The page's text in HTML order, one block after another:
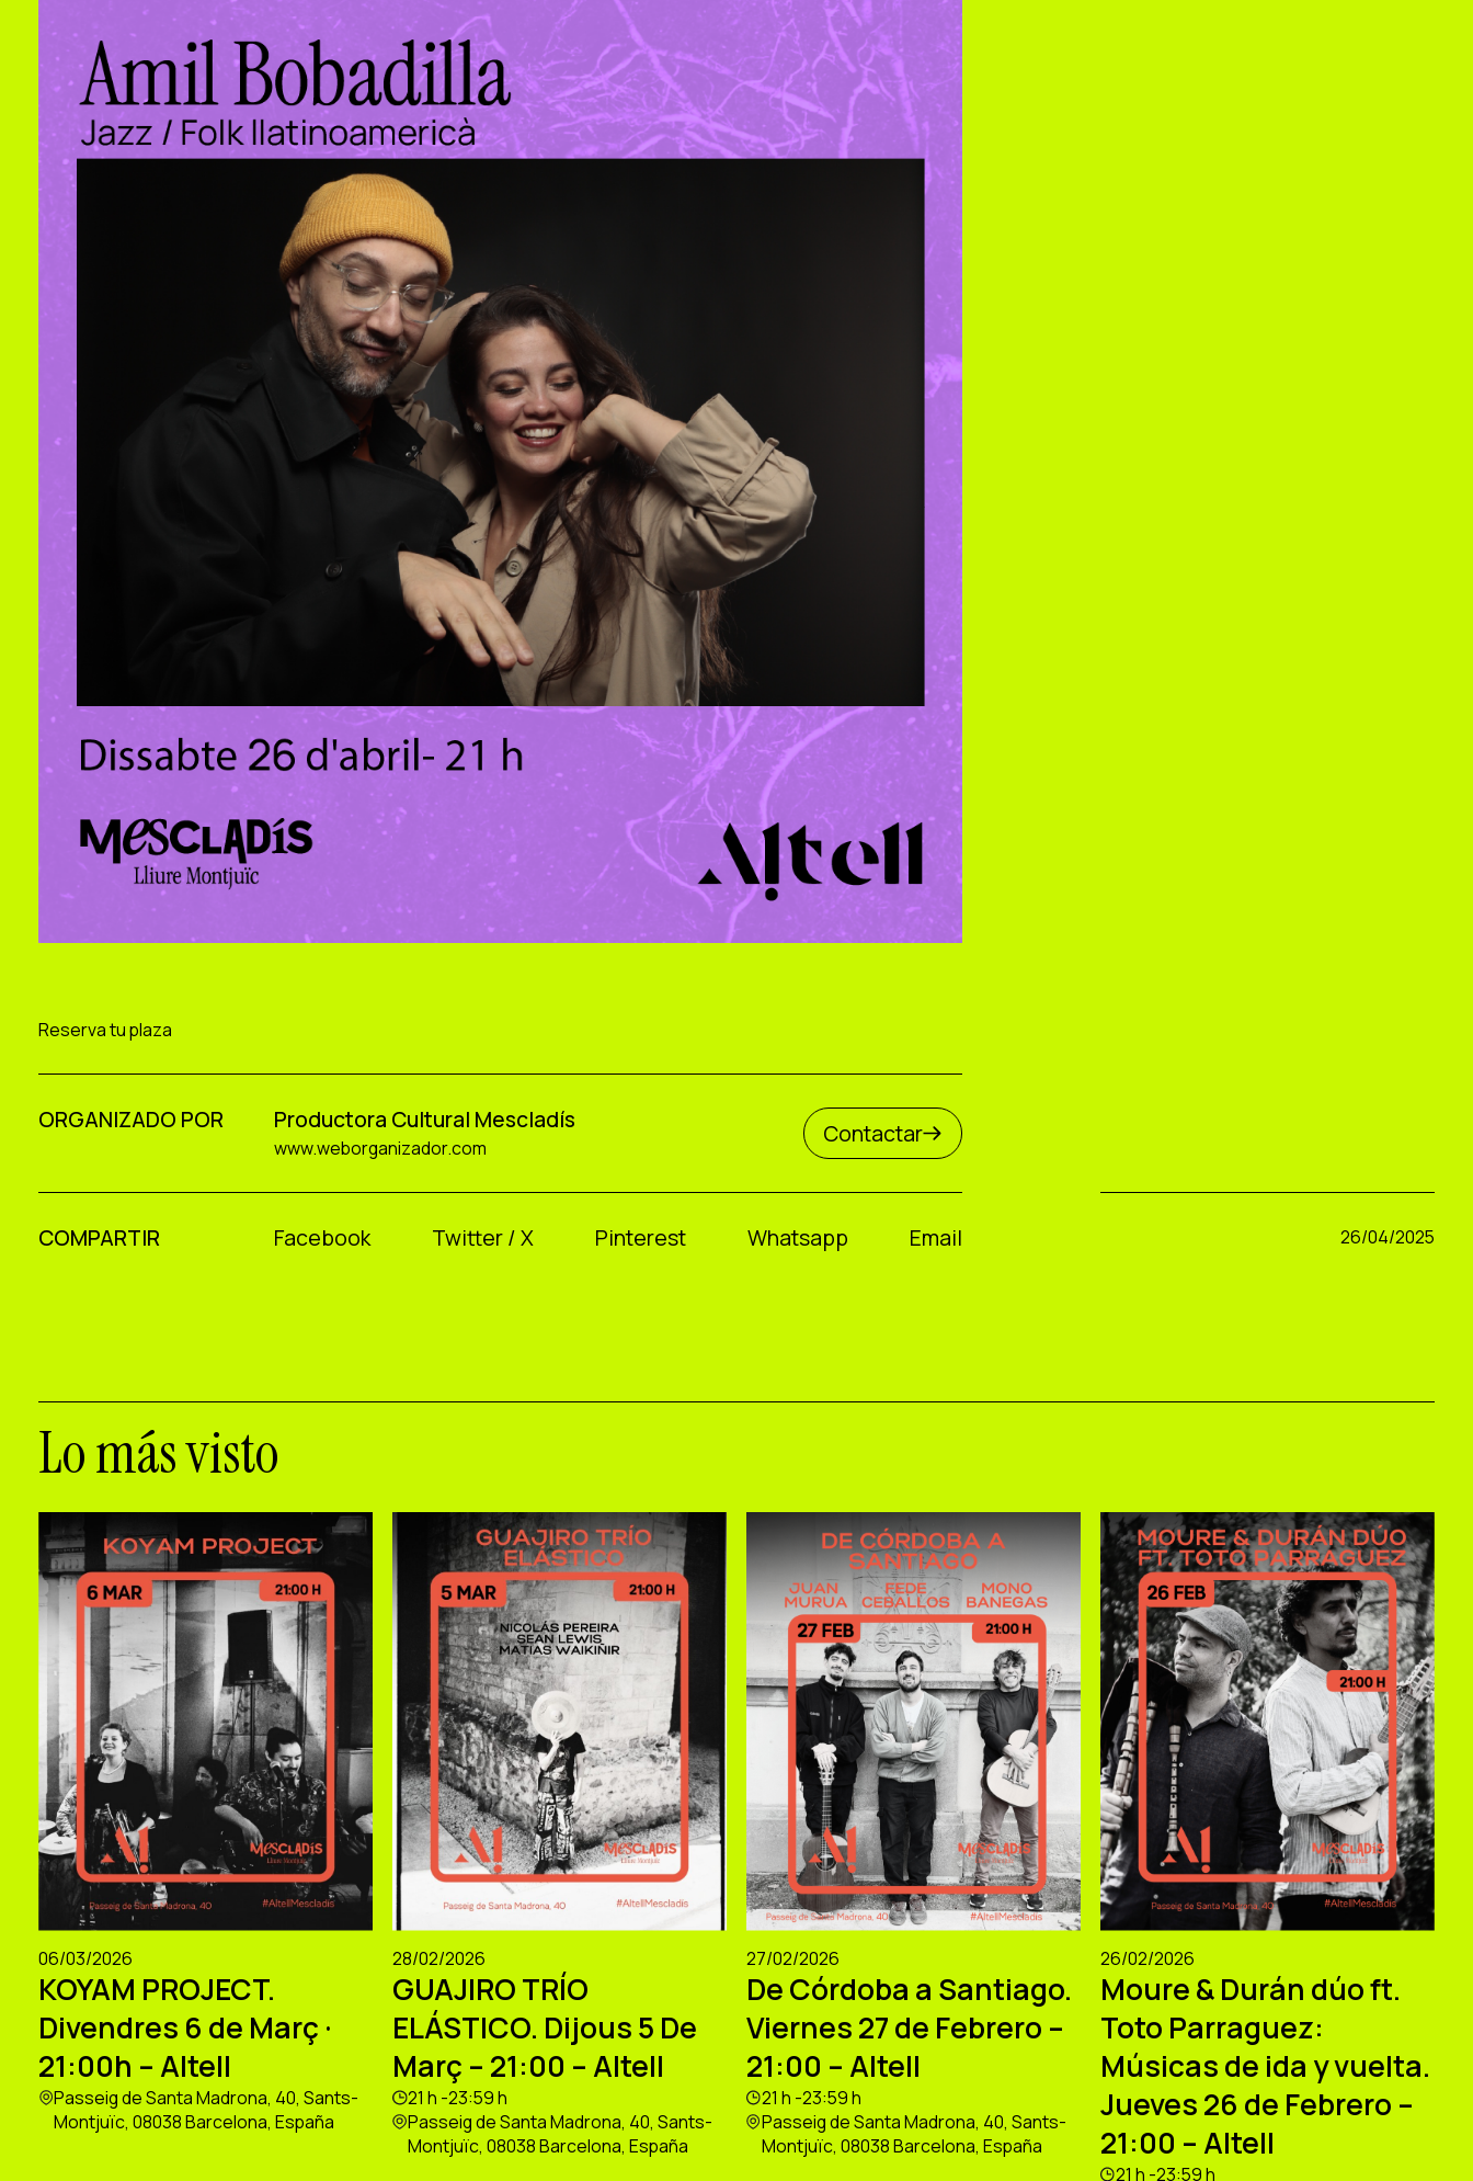
Reserva tu plaza
ORGANIZADO POR Productora Cultural Mescladís
www.weborganizador.com Contactar
COMPARTIR Facebook Twitter / X Pinterest Whatsapp Email 26/04/2025
Lo más visto
06/03/2026
KOYAM PROJECT.
Divendres 6 de Març ·
21:00h – Altell
Passeig de Santa Madrona, 40, Sants-
Montjuïc, 08038 Barcelona, España
28/02/2026
GUAJIRO TRÍO
ELÁSTICO. Dijous 5 De
Març – 21:00 – Altell
21 h -23:59 h
Passeig de Santa Madrona, 40, Sants-
Montjuïc, 08038 Barcelona, España
27/02/2026
De Córdoba a Santiago.
Viernes 27 de Febrero –
21:00 – Altell
21 h -23:59 h
Passeig de Santa Madrona, 40, Sants-
Montjuïc, 08038 Barcelona, España
26/02/2026
Moure & Durán dúo ft.
Toto Parraguez:
Músicas de ida y vuelta.
Jueves 26 de Febrero –
21:00 – Altell
21 h -23:59 h